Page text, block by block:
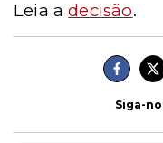
Leia adecisão.
Siga-